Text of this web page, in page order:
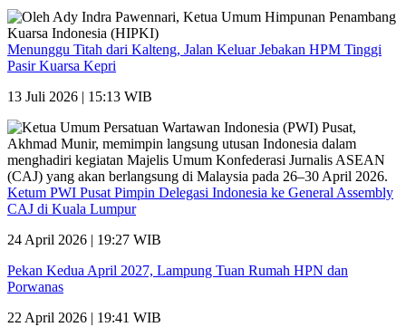
Menunggu Titah dari Kalteng, Jalan Keluar Jebakan HPM Tinggi
Pasir Kuarsa Kepri
13 Juli 2026 | 15:13 WIB
Ketum PWI Pusat Pimpin Delegasi Indonesia ke General Assembly
CAJ di Kuala Lumpur
24 April 2026 | 19:27 WIB
Pekan Kedua April 2027, Lampung Tuan Rumah HPN dan
Porwanas
22 April 2026 | 19:41 WIB